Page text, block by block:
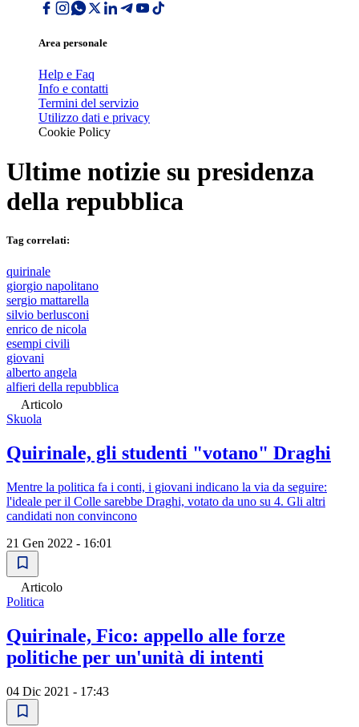
Area personale
Help e Faq
Info e contatti
Termini del servizio
Utilizzo dati e privacy
Cookie Policy
Ultime notizie su presidenza
della repubblica
Tag correlati:
quirinale
giorgio napolitano
sergio mattarella
silvio berlusconi
enrico de nicola
esempi civili
giovani
alberto angela
alfieri della repubblica
Articolo
Skuola
Quirinale, gli studenti "votano" Draghi
Mentre la politica fa i conti, i giovani indicano la via da seguire:
l'ideale per il Colle sarebbe Draghi, votato da uno su 4. Gli altri
candidati non convincono
21 Gen 2022 - 16:01
Articolo
Politica
Quirinale, Fico: appello alle forze
politiche per un'unità di intenti
04 Dic 2021 - 17:43